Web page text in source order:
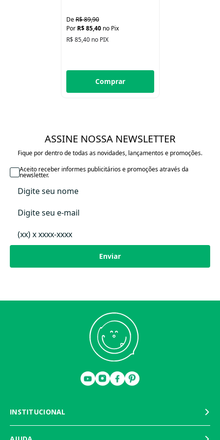
Praticidade no dia a dia:fácil de desmontar e limpar, perfeito para
casa, passeios e escola.
Medidas aproximadas:14 x 11 cm
Polipropileno (PP) e Silicone (livre de BPA e ftalatos)
+6 meses
R$ 89,90
R$ 85,40 no Pix
R$ 85,40 no PIX
Comprar
ASSINE NOSSA NEWSLETTER
Fique por dentro de todas as novidades, lançamentos e promoções.
Enviar
Aceito receber informes publicitários e promoções através da
newsletter.
INSTITUCIONAL